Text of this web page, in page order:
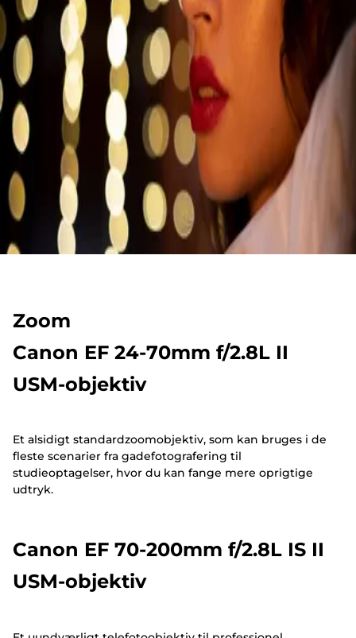
Zoom
Canon EF 24-70mm f/2.8L II
USM-objektiv
Et alsidigt standardzoomobjektiv, som kan bruges i de
fleste scenarier fra gadefotografering til
studieoptagelser, hvor du kan fange mere oprigtige
udtryk.
Canon EF 70-200mm f/2.8L IS II
USM-objektiv